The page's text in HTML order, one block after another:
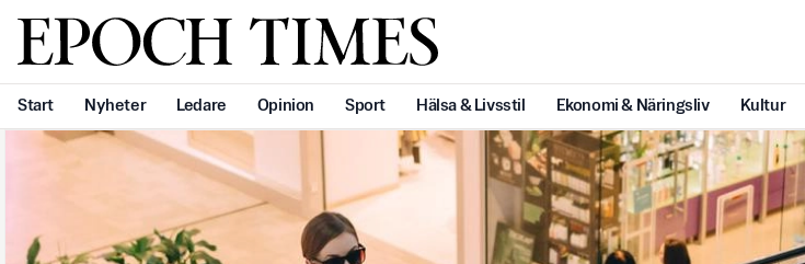
Svenska Epoch Times
Start Nyheter Ledare Opinion Sport Hälsa & Livsstil Ekonomi & Näringsliv Kultur